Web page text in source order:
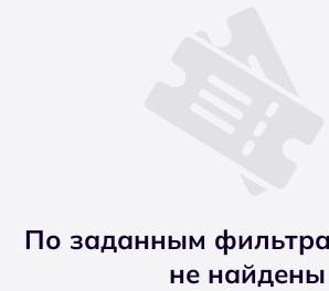
По заданным
не найдены